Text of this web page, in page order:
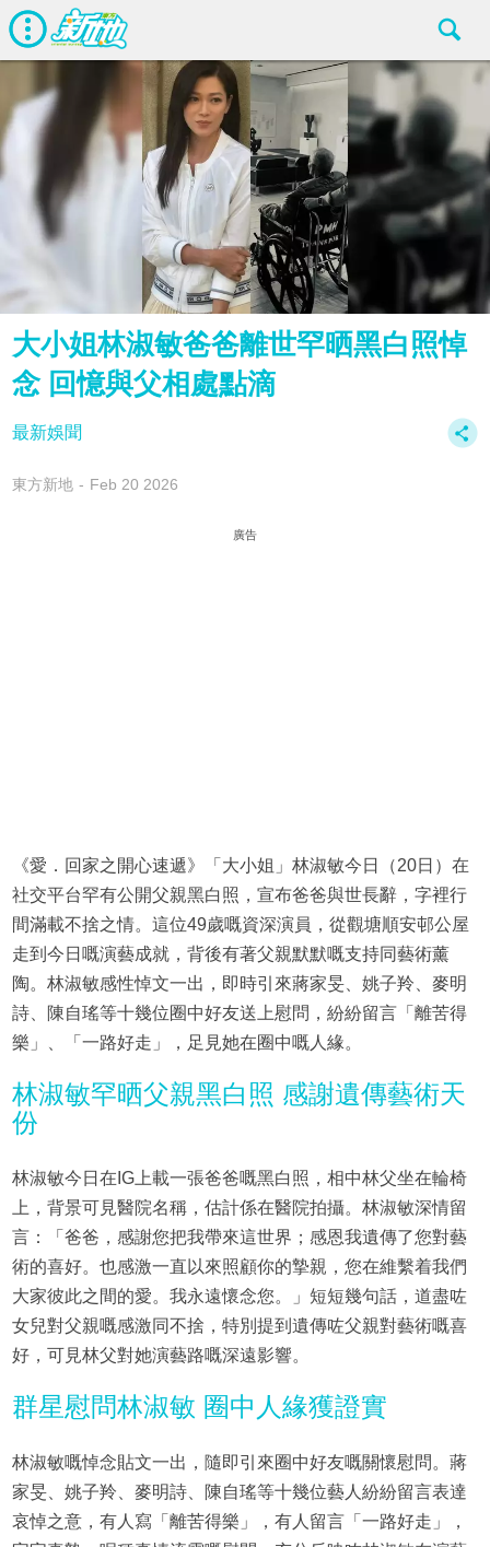
大小姐林淑敏爸爸離世罕晒黑白照悼
念 回憶與父相處點滴
最新娛聞
東方新地 Feb 20 2026
廣告
《愛．回家之開心速遞》「大小姐」林淑敏今日（20日）在
社交平台罕有公開父親黑白照，宣布爸爸與世長辭，字裡行
間滿載不捨之情。這位49歲嘅資深演員，從觀塘順安邨公屋
走到今日嘅演藝成就，背後有著父親默默嘅支持同藝術薰
陶。林淑敏感性悼文一出，即時引來蔣家旻、姚子羚、麥明
詩、陳自瑤等十幾位圈中好友送上慰問，紛紛留言「離苦得
樂」、「一路好走」，足見她在圈中嘅人緣。
林淑敏罕晒父親黑白照 感謝遺傳藝術天
份
林淑敏今日在IG上載一張爸爸嘅黑白照，相中林父坐在輪椅
上，背景可見醫院名稱，估計係在醫院拍攝。林淑敏深情留
言：「爸爸，感謝您把我帶來這世界；感恩我遺傳了您對藝
術的喜好。也感激一直以來照顧你的摯親，您在維繫着我們
大家彼此之間的愛。我永遠懷念您。」短短幾句話，道盡咗
女兒對父親嘅感激同不捨，特別提到遺傳咗父親對藝術嘅喜
好，可見林父對她演藝路嘅深遠影響。
群星慰問林淑敏 圈中人緣獲證實
林淑敏嘅悼念貼文一出，隨即引來圈中好友嘅關懷慰問。蔣
家旻、姚子羚、麥明詩、陳自瑤等十幾位藝人紛紛留言表達
哀悼之意，有人寫「離苦得樂」，有人留言「一路好走」，